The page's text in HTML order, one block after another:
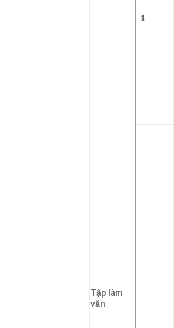
Tập làm
văn
1